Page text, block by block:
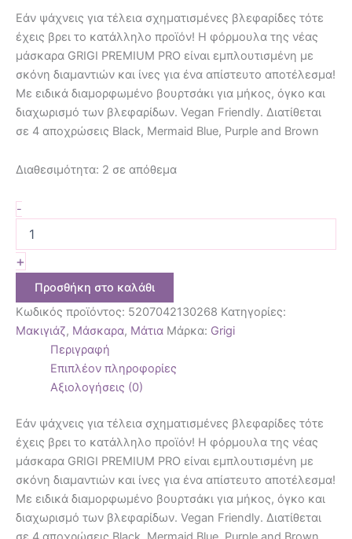
Eάν ψάχνεις για τέλεια σχηματισμένες βλεφαρίδες τότε
έχεις βρει το κατάλληλο προϊόν! Η φόρμουλα της νέας
μάσκαρα GRIGI PREMIUM PRO είναι εμπλουτισμένη με
σκόνη διαμαντιών και ίνες για ένα απίστευτο αποτέλεσμα!
Με ειδικά διαμορφωμένο βουρτσάκι για μήκος, όγκο και
διαχωρισμό των βλεφαρίδων. Vegan Friendly. Διατίθεται
σε 4 αποχρώσεις Black, Mermaid Blue, Purple and Brown
Διαθεσιμότητα: 2 σε απόθεμα
-
+
Προσθήκη στο καλάθι
Κωδικός προϊόντος: 5207042130268 Κατηγορίες:
Μακιγιάζ, Μάσκαρα, Μάτια Μάρκα: Grigi
Περιγραφή
Επιπλέον πληροφορίες
Αξιολογήσεις (0)
Eάν ψάχνεις για τέλεια σχηματισμένες βλεφαρίδες τότε
έχεις βρει το κατάλληλο προϊόν! Η φόρμουλα της νέας
μάσκαρα GRIGI PREMIUM PRO είναι εμπλουτισμένη με
σκόνη διαμαντιών και ίνες για ένα απίστευτο αποτέλεσμα!
Με ειδικά διαμορφωμένο βουρτσάκι για μήκος, όγκο και
διαχωρισμό των βλεφαρίδων. Vegan Friendly. Διατίθεται